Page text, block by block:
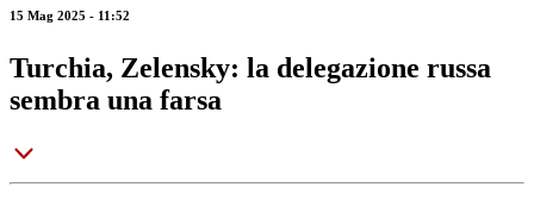
15 Mag 2025 - 11:52
Turchia, Zelensky: la delegazione russa
sembra una farsa